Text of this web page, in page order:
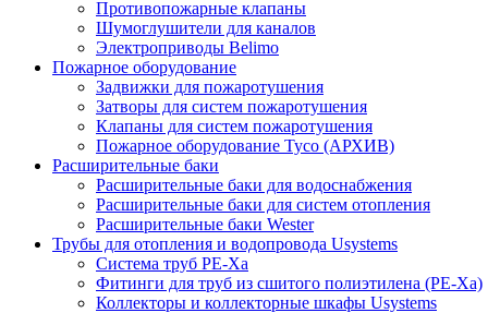
Противопожарные клапаны
Шумоглушители для каналов
Электроприводы Belimo
Пожарное оборудование
Задвижки для пожаротушения
Затворы для систем пожаротушения
Клапаны для систем пожаротушения
Пожарное оборудование Tyco (АРХИВ)
Расширительные баки
Расширительные баки для водоснабжения
Расширительные баки для систем отопления
Расширительные баки Wester
Трубы для отопления и водопровода Usystems
Система труб PE-Xa
Фитинги для труб из сшитого полиэтилена (PE-Xa)
Коллекторы и коллекторные шкафы Usystems